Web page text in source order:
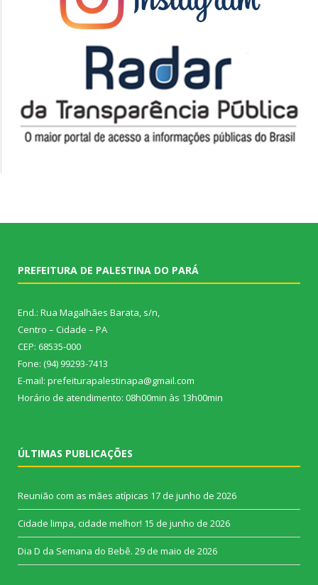
PREFEITURA DE PALESTINA DO PARÁ
End.: Rua Magalhães Barata, s/n,
Centro – Cidade – PA
CEP: 68535-000
Fone: (94) 99293-7413
E-mail: prefeiturapalestinapa@gmail.com
Horário de atendimento: 08h00min às 13h00min
ÚLTIMAS PUBLICAÇÕES
Reunião com as mães atípicas 17 de junho de 2026
Cidade limpa, cidade melhor! 15 de junho de 2026
Dia D da Semana do Bebê. 29 de maio de 2026